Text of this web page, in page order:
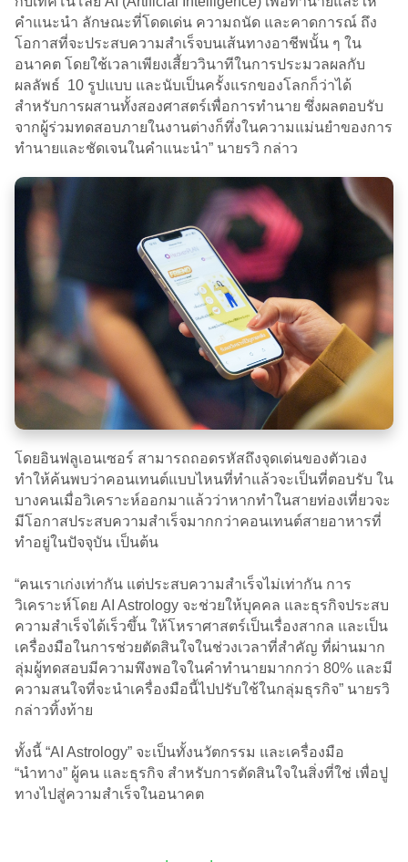
คำแนะนำ ลักษณะที่โดดเด่น ความถนัด และคาดการณ์ ถึง
โอกาสที่จะประสบความสำเร็จบนเส้นทางอาชีพนั้น ๆ ใน
อนาคต โดยใช้เวลาเพียงเสี้ยววินาทีในการประมวลผลกับ
ผลลัพธ์ 10 รูปแบบ และนับเป็นครั้งแรกของโลกก็ว่าได้
สำหรับการผสานทั้งสองศาสตร์เพื่อการทำนาย ซึ่งผลตอบรับ
จากผู้ร่วมทดสอบภายในงานต่างก็ทึ่งในความแม่นยำของการ
ทำนายและชัดเจนในคำแนะนำ” นายรวิ กล่าว
โดยอินฟลูเอนเซอร์ สามารถถอดรหัสถึงจุดเด่นของตัวเอง
ทำให้ค้นพบว่าคอนเทนต์แบบไหนที่ทำแล้วจะเป็นที่ตอบรับ ใน
บางคนเมื่อวิเคราะห์ออกมาแล้วว่าหากทำในสายท่องเที่ยวจะ
มีโอกาสประสบความสำเร็จมากกว่าคอนเทนต์สายอาหารที่
ทำอยู่ในปัจจุบัน เป็นต้น
“คนเราเก่งเท่ากัน แต่ประสบความสำเร็จไม่เท่ากัน การ
วิเคราะห์โดย AI Astrology จะช่วยให้บุคคล และธุรกิจประสบ
ความสำเร็จได้เร็วขึ้น ให้โหราศาสตร์เป็นเรื่องสากล และเป็น
เครื่องมือในการช่วยตัดสินใจในช่วงเวลาที่สำคัญ ที่ผ่านมาก
ลุ่มผู้ทดสอบมีความพึงพอใจในคำทำนายมากกว่า 80% และมี
ความสนใจที่จะนำเครื่องมือนี้ไปปรับใช้ในกลุ่มธุรกิจ” นายรวิ
กล่าวทิ้งท้าย
ทั้งนี้ “AI Astrology” จะเป็นทั้งนวัตกรรม และเครื่องมือ
“นำทาง” ผู้คน และธุรกิจ สำหรับการตัดสินใจในสิ่งที่ใช่ เพื่อปู
ทางไปสู่ความสำเร็จในอนาคต